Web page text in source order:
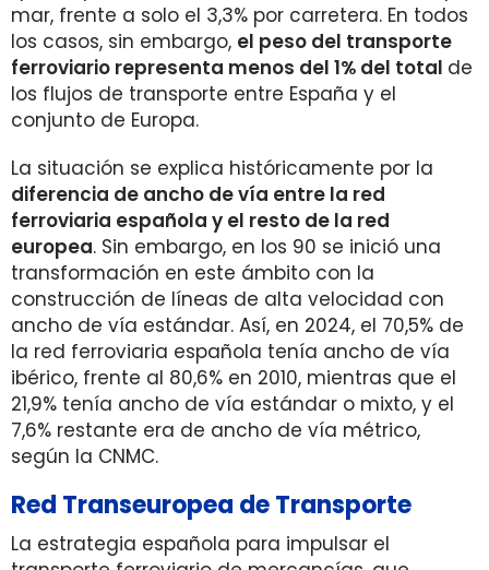
mar, frente a solo el 3,3% por carretera. En todos
los casos, sin embargo, el peso del transporte
ferroviario representa menos del 1% del total de
los flujos de transporte entre España y el
conjunto de Europa.
La situación se explica históricamente por la
diferencia de ancho de vía entre la red
ferroviaria española y el resto de la red
europea. Sin embargo, en los 90 se inició una
transformación en este ámbito con la
construcción de líneas de alta velocidad con
ancho de vía estándar. Así, en 2024, el 70,5% de
la red ferroviaria española tenía ancho de vía
ibérico, frente al 80,6% en 2010, mientras que el
21,9% tenía ancho de vía estándar o mixto, y el
7,6% restante era de ancho de vía métrico,
según la CNMC.
Red Transeuropea de Transporte
La estrategia española para impulsar el